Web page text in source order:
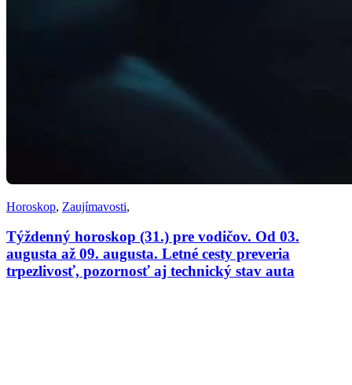
Horoskop, Zaujímavosti,
Týždenný horoskop (31.) pre vodičov. Od 03.
augusta až 09. augusta. Letné cesty preveria
trpezlivosť, pozornosť aj technický stav auta